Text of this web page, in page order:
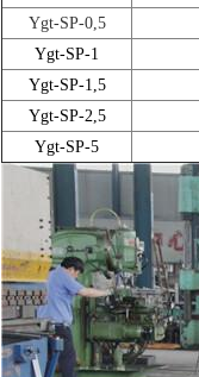
Ygt-SP-0,5
Ygt-SP-1
Ygt-SP-1,5
Ygt-SP-2,5
Ygt-SP-5